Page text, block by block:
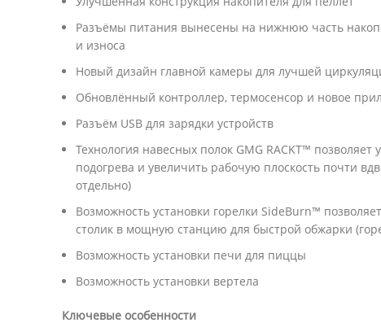
Разъёмы питания вынесены на нижнюю часть
и износа
Новый дизайн главной камеры для лучшей
Обновлённый контроллер, термосенсор и новое
Разъём USB для зарядки устройств
Технология навесных полок GMG RACKT™ позволяет
подогрева и увеличить рабочую плоскость почти
отдельно)
Возможность установки горелки SideBurn™
столик в мощную станцию для быстрой обжарки
Возможность установки печи для пиццы
Возможность установки вертела
Ключевые особенности